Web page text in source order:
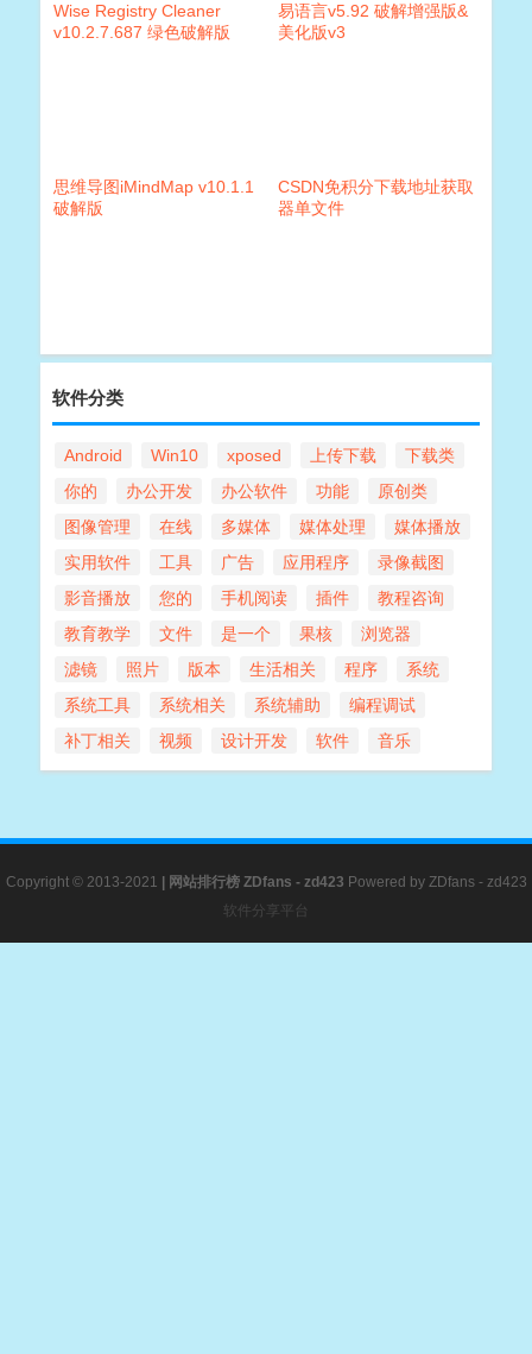
Wise Registry Cleaner
v10.2.7.687 绿色破解版
易语言v5.92 破解增强版&
美化版v3
思维导图iMindMap v10.1.1
破解版
CSDN免积分下载地址获取
器单文件
软件分类
Android Win10 xposed 上传下载
下载类
你的
办公开发 办公软件 功能
原创类
图像管理
在线 多媒体 媒体处理
媒体播放
实用软件
工具 广告 应用程序
录像截图
影音播放
您的 手机阅读 插件
教程咨询
教育教学
文件 是一个 果核
浏览器
滤镜
照片 版本 生活相关 程序
系统
系统工具
系统相关 系统辅助
编程调试
补丁相关
视频 设计开发 软件 音乐
Copyright © 2013-2021 网站排行榜ZDfans - zd423 Powered by ZDfans - zd423
软件分享平台